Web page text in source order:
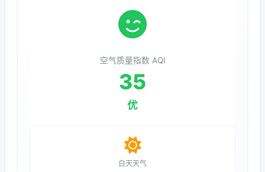
空气质量指数 AQI
35
优
白天天气